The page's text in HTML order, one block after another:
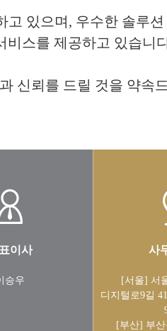
고 있으며, 우수한 솔루
비스를 제공하고 있습니
신뢰를 드릴 것을 약속
이사
승우
사
[서울] 서
디지털로9길
[부산] 부